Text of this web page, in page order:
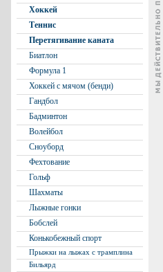
Хоккей
Теннис
Перетягивание каната
Биатлон
Формула 1
Хоккей с мячом (бенди)
Гандбол
Бадминтон
Волейбол
Сноуборд
Фехтование
Гольф
Шахматы
Лыжные гонки
Бобслей
Конькобежный спорт
Прыжки на лыжах с трамплина
Бильярд